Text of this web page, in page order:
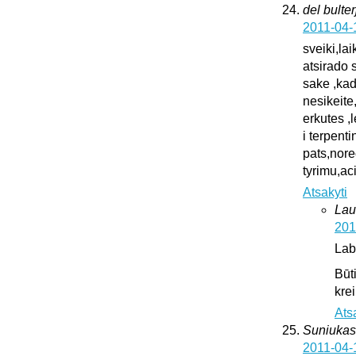
del
2011-
atsirado
sake
erkutes
i
Atsakyti
2011-